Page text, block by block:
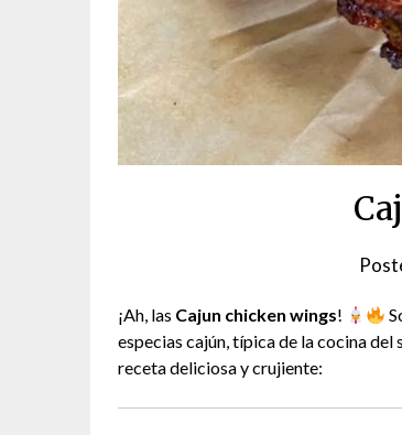
¡Ah, las Cajun chicken wings!
especias cajún, típica de la cocina del
receta deliciosa y crujiente: